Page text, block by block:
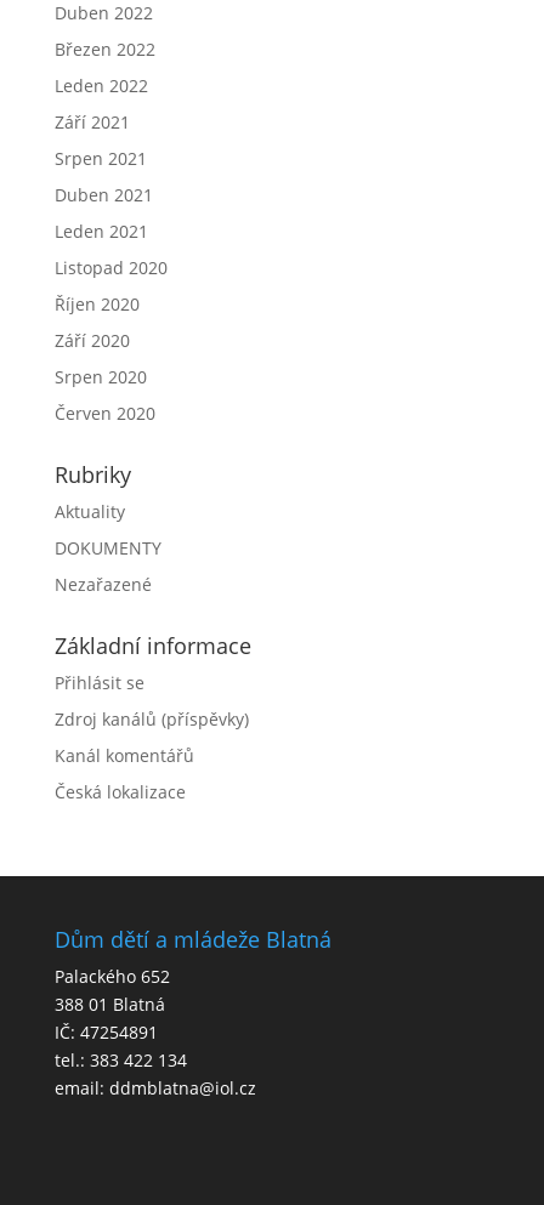
Duben 2022
Březen 2022
Leden 2022
Září 2021
Srpen 2021
Duben 2021
Leden 2021
Listopad 2020
Říjen 2020
Září 2020
Srpen 2020
Červen 2020
Rubriky
Aktuality
DOKUMENTY
Nezařazené
Základní informace
Přihlásit se
Zdroj kanálů (příspěvky)
Kanál komentářů
Česká lokalizace
Dům dětí a mládeže Blatná
Palackého 652
388 01 Blatná
IČ: 47254891
tel.: 383 422 134
email: ddmblatna@iol.cz